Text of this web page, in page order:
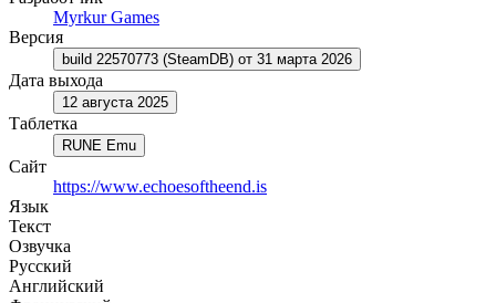
Myrkur Games
Версия
build 22570773 (SteamDB) от 31 марта 2026
Дата выхода
12 августа 2025
Таблетка
RUNE Emu
Сайт
https://www.echoesoftheend.is
Язык
Текст
Озвучка
Русский
Английский